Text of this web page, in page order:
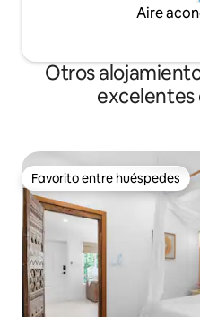
Aire
Otros
excelentes
Favorito entre huéspedes
Favorito entre huéspedes